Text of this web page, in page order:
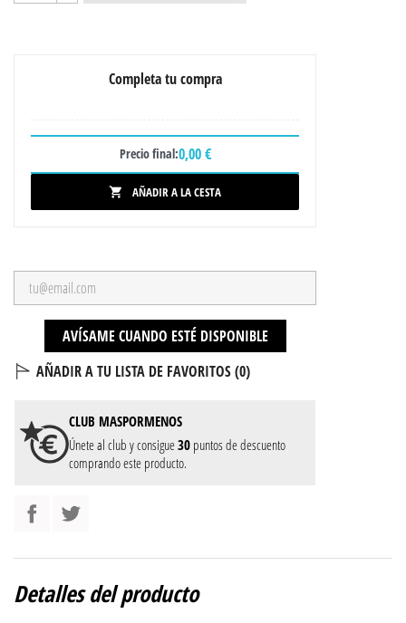
Completa tu compra
Precio final:0,00 €
 AÑADIR A LA CESTA
AVÍSAME CUANDO ESTÉ DISPONIBLE
AÑADIR A TU LISTA DE FAVORITOS (0)
CLUB MASPORMENOS
Únete al club y consigue30 puntos de descuento
comprando este producto.
Detalles del producto